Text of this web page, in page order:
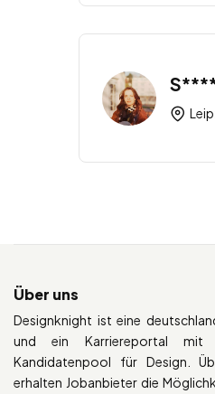
Über uns
Designknight ist eine
und ein Karriereportal mit
Kandidatenpool für Design.
erhalten Jobanbieter die